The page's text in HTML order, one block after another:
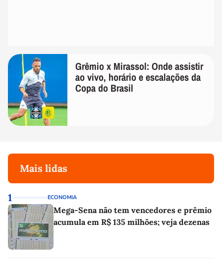
Grêmio x Mirassol: Onde assistir
ao vivo, horário e escalações da
Copa do Brasil
Mais lidas
1 ECONOMIA
Mega-Sena não tem vencedores e prêmio
acumula em R$ 135 milhões; veja dezenas